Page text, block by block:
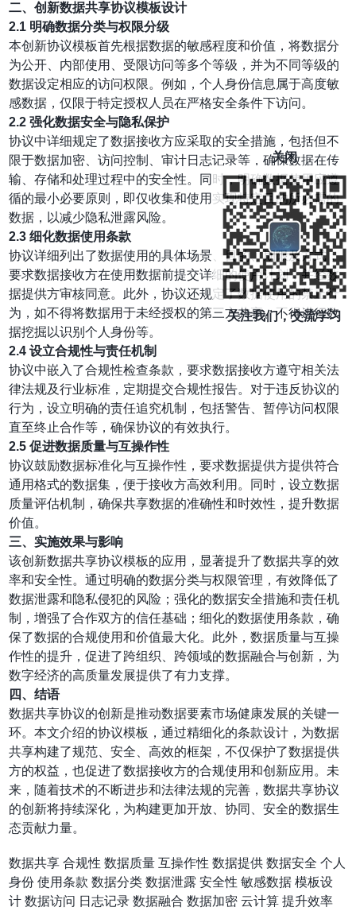
二、创新数据共享协议模板设计
2.1 明确数据分类与权限分级
本创新协议模板首先根据数据的敏感程度和价值，将数据分
为公开、内部使用、受限访问等多个等级，并为不同等级的
数据设定相应的访问权限。例如，个人身份信息属于高度敏
感数据，仅限于特定授权人员在严格安全条件下访问。
2.2 强化数据安全与隐私保护
协议中详细规定了数据接收方应采取的安全措施，包括但不
限于数据加密、访问控制、审计日志记录等，确保数据在传
输、存储和处理过程中的安全性。同时，明确数据使用应遵
循的最小必要原则，即仅收集和使用实现特定目的所必需的
数据，以减少隐私泄露风险。
2.3 细化数据使用条款
协议详细列出了数据使用的具体场景、目的、期限及方式，
要求数据接收方在使用数据前提交详细的使用计划，并经数
据提供方审核同意。此外，协议还规定了数据使用的禁止行
为，如不得将数据用于未经授权的第三方共享、不得进行数
据挖掘以识别个人身份等。
2.4 设立合规性与责任机制
协议中嵌入了合规性检查条款，要求数据接收方遵守相关法
律法规及行业标准，定期提交合规性报告。对于违反协议的
行为，设立明确的责任追究机制，包括警告、暂停访问权限
直至终止合作等，确保协议的有效执行。
2.5 促进数据质量与互操作性
协议鼓励数据标准化与互操作性，要求数据提供方提供符合
通用格式的数据集，便于接收方高效利用。同时，设立数据
质量评估机制，确保共享数据的准确性和时效性，提升数据
价值。
三、实施效果与影响
该创新数据共享协议模板的应用，显著提升了数据共享的效
率和安全性。通过明确的数据分类与权限管理，有效降低了
数据泄露和隐私侵犯的风险；强化的数据安全措施和责任机
制，增强了合作双方的信任基础；细化的数据使用条款，确
保了数据的合规使用和价值最大化。此外，数据质量与互操
作性的提升，促进了跨组织、跨领域的数据融合与创新，为
数字经济的高质量发展提供了有力支撑。
四、结语
数据共享协议的创新是推动数据要素市场健康发展的关键一
环。本文介绍的协议模板，通过精细化的条款设计，为数据
共享构建了规范、安全、高效的框架，不仅保护了数据提供
方的权益，也促进了数据接收方的合规使用和创新应用。未
来，随着技术的不断进步和法律法规的完善，数据共享协议
的创新将持续深化，为构建更加开放、协同、安全的数据生
态贡献力量。
数据共享 合规性 数据质量 互操作性 数据提供 数据安全 个人
身份 使用条款 数据分类 数据泄露 安全性 敏感数据 模板设
计 数据访问 日志记录 数据融合 数据加密 云计算 提升效率
关闭
关注我们，交流学习